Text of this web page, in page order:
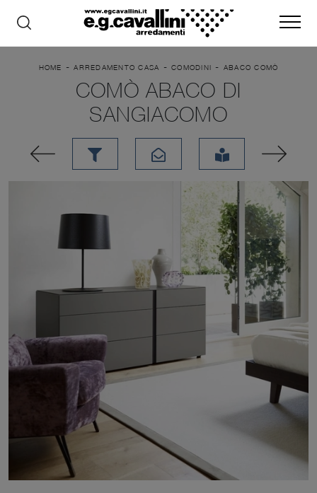
HOME -ARREDAMENTO CASA -COMODINI - ABACO COMÒ
COMÒ ABACO DI
SANGIACOMO